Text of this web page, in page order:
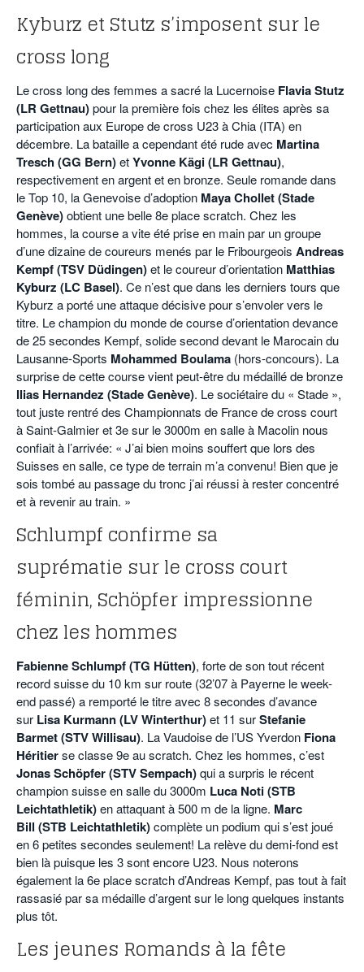
Kyburz et Stutz s’imposent sur le
cross long
Le cross long des femmes a sacré la Lucernoise Flavia Stutz
(LR Gettnau)pour la première fois chez les élites après sa
participation aux Europe de cross U23 à Chia (ITA) en
décembre. La bataille a cependant été rude avec Martina
Tresch (GG Bern)etYvonne Kägi (LR Gettnau),
respectivement en argent et en bronze. Seule romande dans
le Top 10, la Genevoise d’adoption Maya Chollet (Stade
Genève)obtient une belle 8e place scratch. Chez les
hommes, la course a vite été prise en main par un groupe
d’une dizaine de coureurs menés par le Fribourgeois Andreas
Kempf (TSV Düdingen)et le coureur d’orientation Matthias
Kyburz (LC Basel). Ce n’est que dans les derniers tours que
Kyburz a porté une attaque décisive pour s’envoler vers le
titre. Le champion du monde de course d’orientation devance
de 25 secondes Kempf, solide second devant le Marocain du
Lausanne-Sports Mohammed Boulama (hors-concours). La
surprise de cette course vient peut-être du médaillé de bronze
Ilias Hernandez (Stade Genève). Le sociétaire du « Stade »,
tout juste rentré des Championnats de France de cross court
à Saint-Galmier et 3e sur le 3000m en salle à Macolin nous
confiait à l’arrivée: « J’ai bien moins souffert que lors des
Suisses en salle, ce type de terrain m’a convenu! Bien que je
sois tombé au passage du tronc j’ai réussi à rester concentré
et à revenir au train. »
Schlumpf confirme sa
suprématie sur le cross court
féminin, Schöpfer impressionne
chez les hommes
Fabienne Schlumpf (TG Hütten), forte de son tout récent
record suisse du 10 km sur route (32’07 à Payerne le week-
end passé) a remporté le titre avec 8 secondes d’avance
sur Lisa Kurmann (LV Winterthur)et 11 surStefanie
Barmet (STV Willisau). La Vaudoise de l’US Yverdon Fiona
Héritierse classe 9e au scratch. Chez les hommes, c’est
Jonas Schöpfer (STV Sempach)qui a surpris le récent
champion suisse en salle du 3000m Luca Noti (STB
Leichtathletik)en attaquant à 500 m de la ligne. Marc
Bill (STB Leichtathletik)complète un podium qui s’est joué
en 6 petites secondes seulement! La relève du demi-fond est
bien là puisque les 3 sont encore U23. Nous noterons
également la 6e place scratch d’Andreas Kempf, pas tout à fait
rassasié par sa médaille d’argent sur le long quelques instants
plus tôt.
Les jeunes Romands à la fête